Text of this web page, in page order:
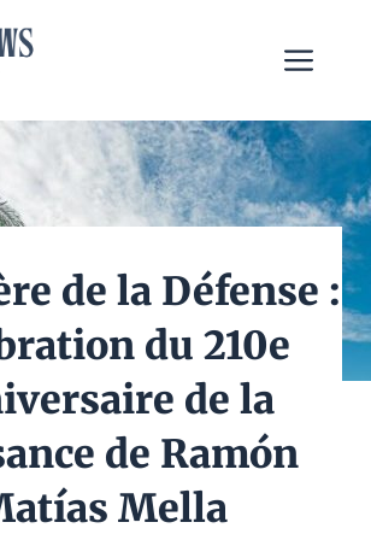
de la Défense :
du 210e
de la
de Ramón
Mella